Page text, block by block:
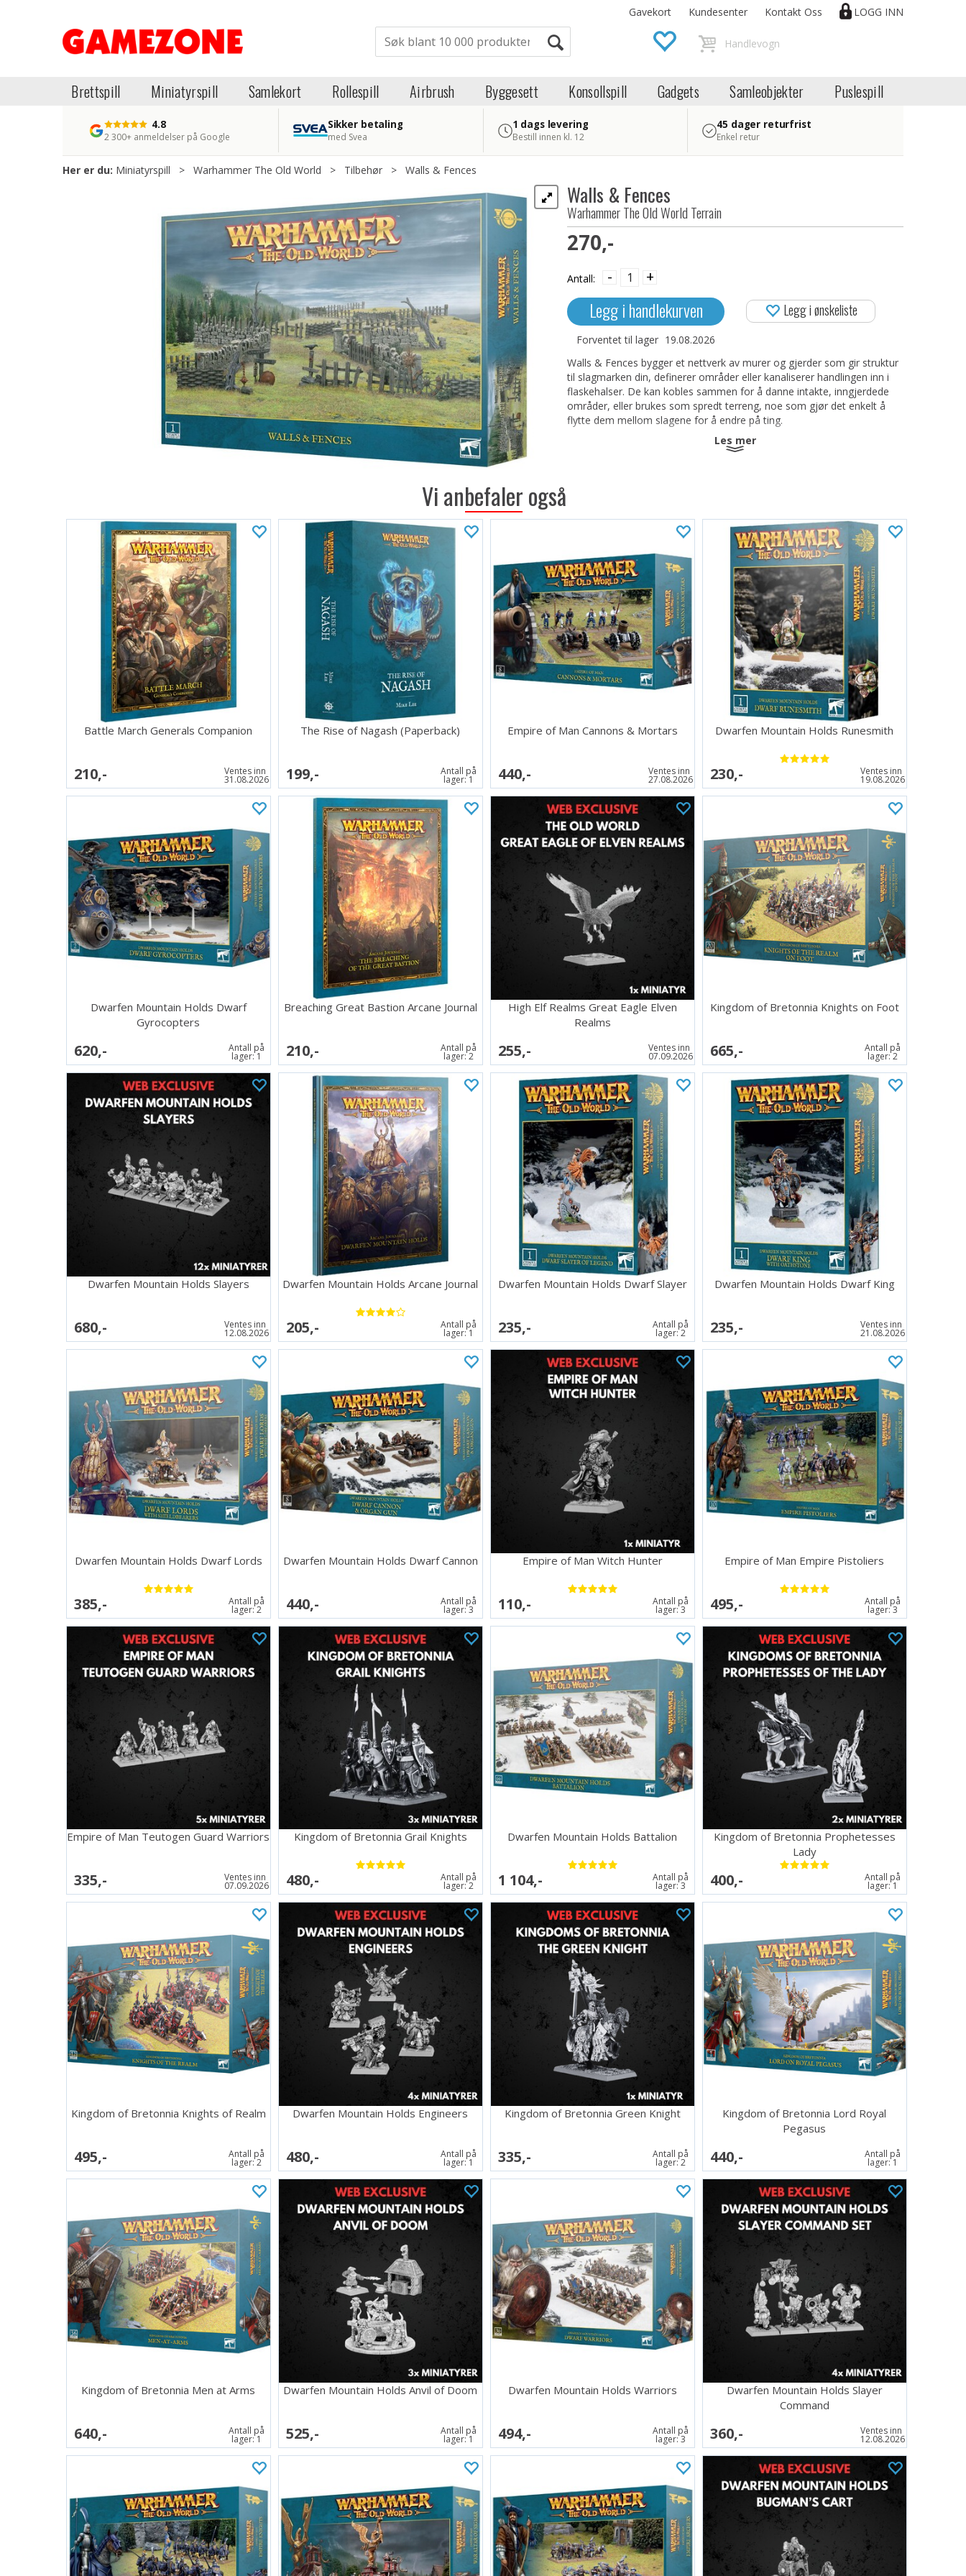
LOGG INN
Gavekort Kundesenter Kontakt Oss
Brettspill Miniatyrspill Samlekort Rollespill Airbrush Byggesett Konsollspill Gadgets Samleobjekter Puslespill
4.8
2 300+ anmeldelser på Google
Sikker betaling
med Svea
1 dags levering
Bestill innen kl. 12
45 dager returfrist
Enkel retur
Her er du: Miniatyrspill > Warhammer The Old World > Tilbehør > Walls & Fences
Walls & Fences
Warhammer The Old World Terrain
270,-
Antall: - +
Legg i handlekurven
Forventet til lager 19.08.2026
Legg i ønskeliste
Walls & Fences bygger et nettverk av murer og gjerder som gir struktur
til slagmarken din, definerer områder eller kanaliserer handlingen inn i
flaskehalser. De kan kobles sammen for å danne intakte, inngjerdede
områder, eller brukes som spredt terreng, noe som gjør det enkelt å
flytte dem mellom slagene for å endre på ting.
Dette settet inneholder 22 plastkomponenter. Disse miniatyrene leveres
Les mer
Vi anbefaler også
Battle March Generals Companion
210,- Ventes inn
31.08.2026
The Rise of Nagash (Paperback)
199,- Antall på
lager:1
Empire of Man Cannons & Mortars
440,- Ventes inn
27.08.2026
Dwarfen Mountain Holds Runesmith
230,- Ventes inn
19.08.2026
Dwarfen Mountain Holds Dwarf
Gyrocopters
620,- Antall på
lager:1
Breaching Great Bastion Arcane Journal
210,- Antall på
lager:2
High Elf Realms Great Eagle Elven
Realms
255,- Ventes inn
07.09.2026
Kingdom of Bretonnia Knights on Foot
665,- Antall på
lager:2
Dwarfen Mountain Holds Slayers
680,- Ventes inn
12.08.2026
Dwarfen Mountain Holds Arcane Journal
205,- Antall på
lager:1
Dwarfen Mountain Holds Dwarf Slayer
235,- Antall på
lager:2
Dwarfen Mountain Holds Dwarf King
235,- Ventes inn
21.08.2026
Dwarfen Mountain Holds Dwarf Lords
385,- Antall på
lager:2
Dwarfen Mountain Holds Dwarf Cannon
440,- Antall på
lager:3
Empire of Man Witch Hunter
110,- Antall på
lager:3
Empire of Man Empire Pistoliers
495,- Antall på
lager:3
Empire of Man Teutogen Guard Warriors
335,- Ventes inn
07.09.2026
Kingdom of Bretonnia Grail Knights
480,- Antall på
lager:2
Dwarfen Mountain Holds Battalion
1 104,- Antall på
lager:3
Kingdom of Bretonnia Prophetesses
Lady
400,- Antall på
lager:1
Kingdom of Bretonnia Knights of Realm
495,- Antall på
lager:2
Dwarfen Mountain Holds Engineers
480,- Antall på
lager:1
Kingdom of Bretonnia Green Knight
335,- Antall på
lager:2
Kingdom of Bretonnia Lord Royal
Pegasus
440,- Antall på
lager:1
Kingdom of Bretonnia Men at Arms
640,- Antall på
lager:1
Dwarfen Mountain Holds Anvil of Doom
525,- Antall på
lager:1
Dwarfen Mountain Holds Warriors
494,- Antall på
lager:3
Dwarfen Mountain Holds Slayer
Command
360,- Ventes inn
12.08.2026